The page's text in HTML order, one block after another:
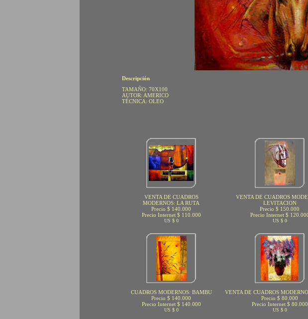
Descripción
TAMAÑO: 70X100
AUTOR: AMERICO
TÉCNICA: OLEO
VENTA DE CUADROS
MODERNOS: LA RUTA
Precio $ 140.000
Precio Internet $ 110.000
US $ 0
VENTA DE CUADROS
LEVITACION
Precio $ 150.000
Precio Internet $
US $ 0
CUADROS MODERNOS: BAMBU
Precio $ 140.000
Precio Internet $ 140.000
US $ 0
VENTA DE CUADROS
Precio $ 80.000
Precio Internet $ 80.000
US $ 0